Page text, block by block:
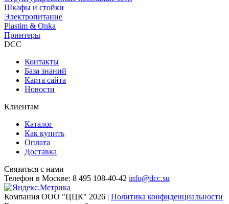
Шкафы и стойки
Электропитание
Plastim & Onka
Принтеры
DCC
Контакты
База знаний
Карта сайта
Новости
Клиентам
Каталог
Как купить
Оплата
Доставка
Связаться с нами
Телефон в Москве: 8 495 108-40-42 info@dcc.su
Компания ООО "ЦЦК" 2026 | Политика конфиденциальности